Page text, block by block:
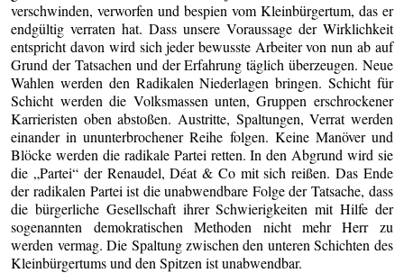
verschwinden, verworfen und bespien vom Kleinbürgertum, das er
endgültig verraten hat. Dass unsere Voraussage der Wirklichkeit
entspricht davon wird sich jeder bewusste Arbeiter von nun ab auf
Grund der Tatsachen und der Erfahrung täglich überzeugen. Neue
Wahlen werden den Radikalen Niederlagen bringen. Schicht für
Schicht werden die Volksmassen unten, Gruppen erschrockener
Karrieristen oben abstoßen. Austritte, Spaltungen, Verrat werden
einander in ununterbrochener Reihe folgen. Keine Manöver und
Blöcke werden die radikale Partei retten. In den Abgrund wird sie
die „Partei“ der Renaudel, Déat & Co mit sich reißen. Das Ende
der radikalen Partei ist die unabwendbare Folge der Tatsache, dass
die bürgerliche Gesellschaft ihrer Schwierigkeiten mit Hilfe der
sogenannten demokratischen Methoden nicht mehr Herr zu
werden vermag. Die Spaltung zwischen den unteren Schichten des
Kleinbürgertums und den Spitzen ist unabwendbar.